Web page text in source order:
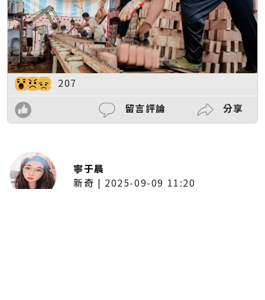
207
留言評論
分享
寧于晨
新奇 | 2025-09-09 11:20